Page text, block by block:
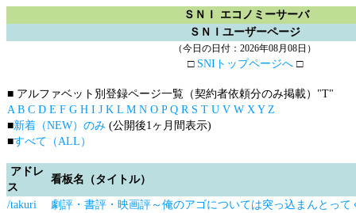
ＳＮＩ エコノミーサーバ
ＳＮＩユーザーページ
（今日の日付：2026年08月08日）
□ SNIトップページへ□
■ アルファベット別登録ページ一覧（契約者依頼分のみ掲載） "T"
A B C D E F G H I J K L M N O P Q R S T U V W X Y Z
■新着（NEW）のみ (公開後1ヶ月間表示)
■すべて（ALL）
アドレ
ス
看板名（タイトル）
/takuri
劇評・書評・映画評～俺のアゴについては突っ込まんとって